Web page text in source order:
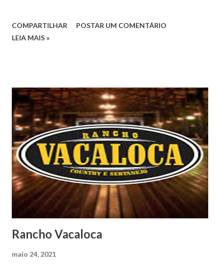
COMPARTILHAR
POSTAR UM COMENTÁRIO
LEIA MAIS »
Rancho Vacaloca
maio 24, 2021